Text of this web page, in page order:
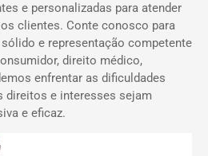
e personalizadas para atender
clientes. Conte conosco para
e representação competente
direito médico,
enfrentar as dificuldades
direitos e interesses sejam
e eficaz.